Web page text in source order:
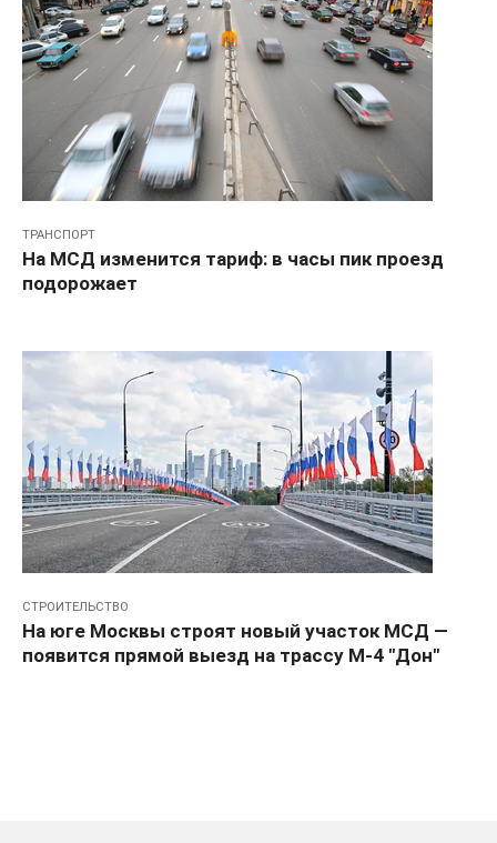
ТРАНСПОРТ
На МСД изменится тариф: в часы пик проезд
подорожает
СТРОИТЕЛЬСТВО
На юге Москвы строят новый участок МСД —
появится прямой выезд на трассу М-4 "Дон"